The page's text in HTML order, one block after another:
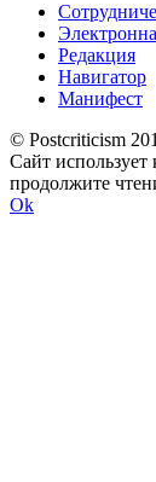
Редакция
Навигатор
Манифест
© Postcriticism
Сайт
продолжите
Ok